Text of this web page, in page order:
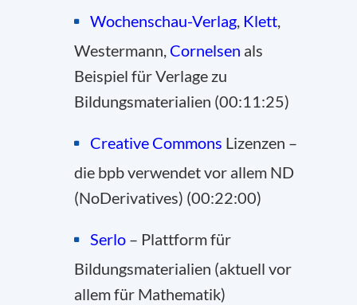
Wochenschau-Verlag, Klett,
Westermann, Cornelsen als
Beispiel für Verlage zu
Bildungsmaterialien (00:11:25)
Creative Commons Lizenzen –
die bpb verwendet vor allem ND
(NoDerivatives) (00:22:00)
Serlo – Plattform für
Bildungsmaterialien (aktuell vor
allem für Mathematik)